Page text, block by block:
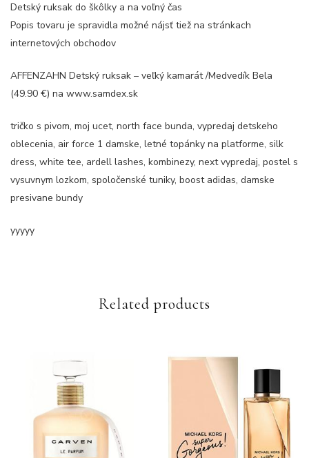
Detský ruksak do škôlky a na voľný čas
Popis tovaru je spravidla možné nájsť tiež na stránkach
internetových obchodov
AFFENZAHN Detský ruksak – veľký kamarát /Medvedík Bela
(49.90 €) na www.samdex.sk
tričko s pivom, moj ucet, north face bunda, vypredaj detskeho
oblecenia, air force 1 damske, letné topánky na platforme, silk
dress, white tee, ardell lashes, kombinezy, next vypredaj, postel s
vysuvnym lozkom, spoločenské tuniky, boost adidas, damske
presivane bundy
yyyyy
Related products